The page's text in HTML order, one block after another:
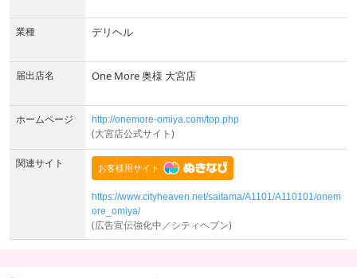
業種 デリヘル
届出店名 One More 奥様 大宮店
ホームページ http://onemore-omiya.com/top.php
(大宮店公式サイト)
関連サイト
https://www.cityheaven.net/saitama/A1101/A110101/onem
ore_omiya/
(広告宣伝強化中／シティヘブン)